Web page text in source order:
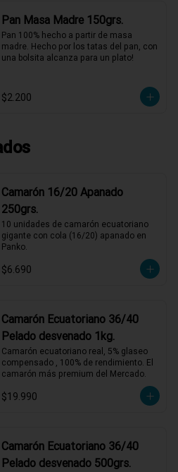
Pan Masa Madre 150grs.
Pan 100% hecho a partir de masa
madre. Hecho por los tatas del pan, con
una bolsita alcanza para un plato!
$2.200
Camarón 16/20 Apanado
250grs.
10 unidades de camarón ecuatoriano
gigante con cola (16/20) apanado en
Panko.
$6.690
Camarón Ecuatoriano 36/40
Pelado desvenado 1kg.
Camarón ecuatoriano real, 5% glaseo
compensado , 100% de rendimiento. El
camarón más premium del Mercado.
$19.990
Camarón Ecuatoriano 36/40
Pelado desvenado 500grs.